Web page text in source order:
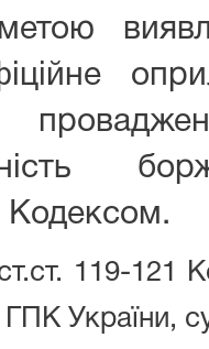
Кодексом.
119-121
ГПК України,